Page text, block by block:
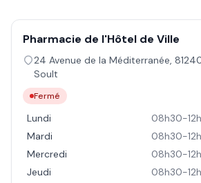
Pharmacie de l'Hôtel de Ville
24 Avenue de la Méditerranée,
Soult
Fermé
Lundi
08h30-
Mardi
08h30-
Mercredi
08h30-
Jeudi
08h30-